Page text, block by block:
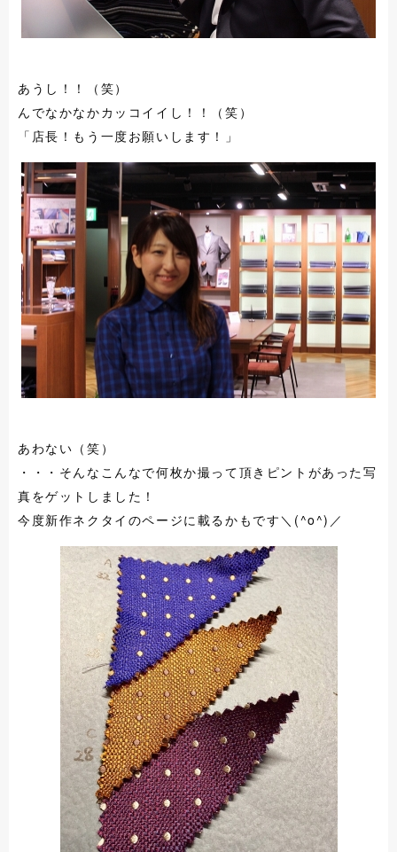
あうし！！（笑）
んでなかなかカッコイイし！！（笑）
「店長！もう一度お願いします！」
あわない（笑）
・・・そんなこんなで何枚か撮って頂きピントがあった写
真をゲットしました！
今度新作ネクタイのページに載るかもです＼(^o^)／